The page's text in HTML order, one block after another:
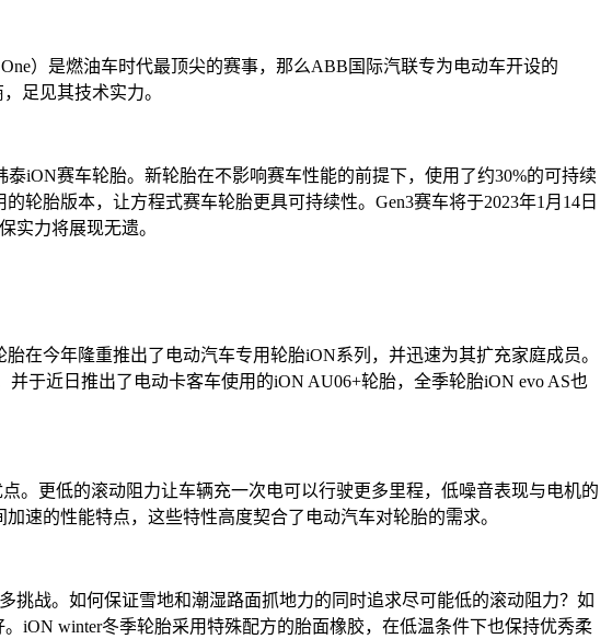
）是燃油车时代最顶尖的赛事，那么ABB国际汽联专为电动车开设的
足见其技术实力。
iON赛车轮胎。新轮胎在不影响赛车性能的前提下，使用了约30%的可持续
胎版本，让方程式赛车轮胎更具可持续性。Gen3赛车将于2023年1月14日
实力将展现无遗。
今年隆重推出了电动汽车专用轮胎iON系列，并迅速为其扩充家庭成员。
于近日推出了电动卡客车使用的iON AU06+轮胎，全季轮胎iON evo AS也
更低的滚动阻力让车辆充一次电可以行驶更多里程，低噪音表现与电机的
速的性能特点，这些特性高度契合了电动汽车对轮胎的需求。
战。如何保证雪地和潮湿路面抓地力的同时追求尽可能低的滚动阻力？如
iON winter冬季轮胎采用特殊配方的胎面橡胶，在低温条件下也保持优秀柔